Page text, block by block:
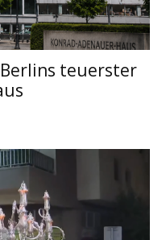
Berlins teuerster